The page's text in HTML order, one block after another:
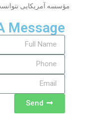
مؤسسه آمریکایی
Message
Send